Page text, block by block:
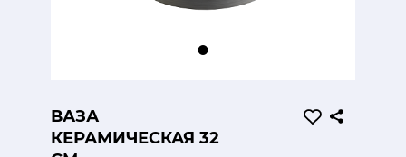
ВАЗА
КЕРАМИЧЕСКАЯ 32